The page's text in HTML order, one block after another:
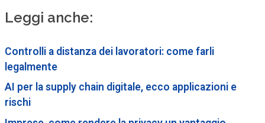
Leggi anche:
Controlli a distanza dei lavoratori: come farli
legalmente
AI per la supply chain digitale, ecco applicazioni e
rischi